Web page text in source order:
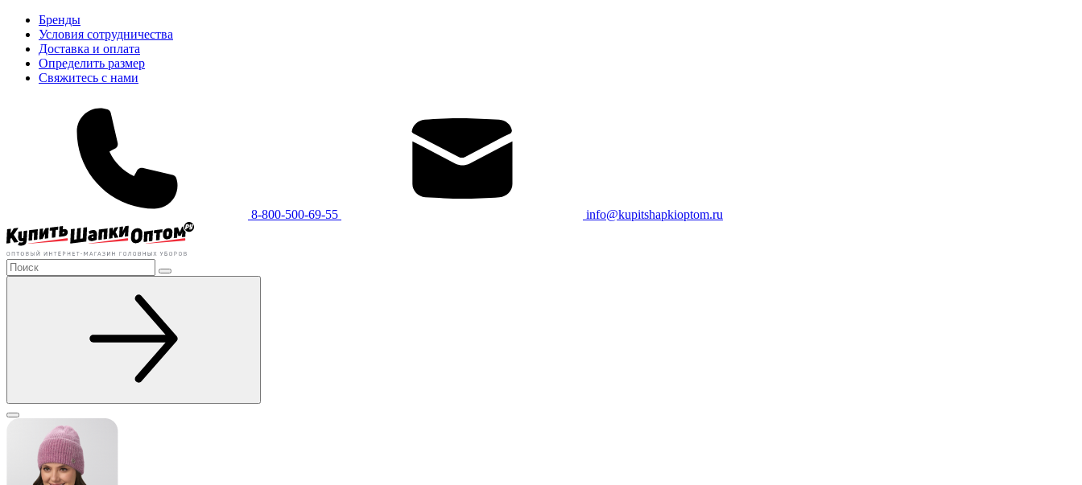
Бренды
Условия сотрудничества
Доставка и оплата
Определить размер
Свяжитесь с нами
8-800-500-69-55 info@kupitshapkioptom.ru